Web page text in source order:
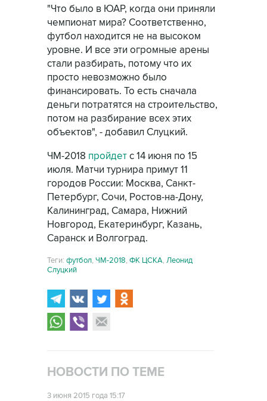
"Что было в ЮАР, когда они приняли
чемпионат мира? Соответственно,
футбол находится не на высоком
уровне. И все эти огромные арены
стали разбирать, потому что их
просто невозможно было
финансировать. То есть сначала
деньги потратятся на строительство,
потом на разбирание всех этих
объектов", - добавил Слуцкий.
ЧМ-2018 пройдет с 14 июня по 15
июля. Матчи турнира примут 11
городов России: Москва, Санкт-
Петербург, Сочи, Ростов-на-Дону,
Калининград, Самара, Нижний
Новгород, Екатеринбург, Казань,
Саранск и Волгоград.
Теги: футбол, ЧМ-2018, ФК ЦСКА, Леонид
Слуцкий
НОВОСТИ ПО ТЕМЕ
3 июня 2015 года 15:17